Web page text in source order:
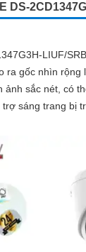
DS-
LIUF/
ra gốc nhìn rộng
ảnh sắc nét, có
sáng trang bị